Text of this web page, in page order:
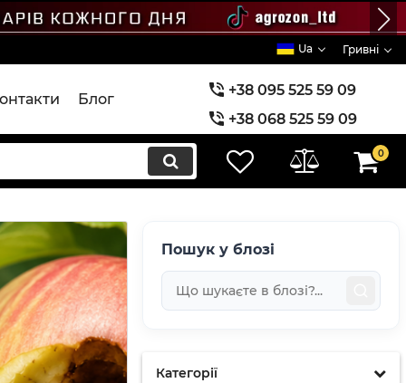
Ua Гривні
Блог
+38 095 525 59 09
+38 068 525 59 09
+38 073 525 59 09
0
Пошук у блозі
Категорії